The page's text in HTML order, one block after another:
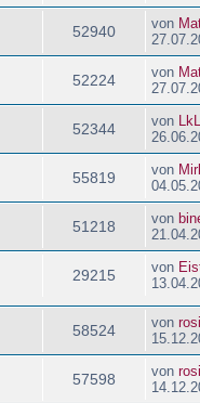
52940 von
52224 von
52344 von
55819 von
51218 von
29215 von
58524 von
57598 von